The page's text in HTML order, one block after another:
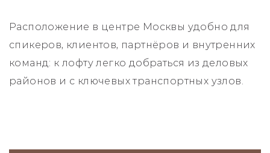
Расположение в центре Москвы удобно для
спикеров, клиентов, партнёров и внутренних
команд: к лофту легко добраться из деловых
районов и с ключевых транспортных узлов.